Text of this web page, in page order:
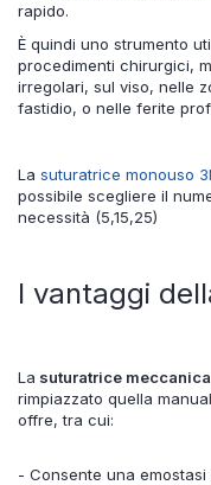
rapido.
È quindi uno strumento
procedimenti chirurgici,
irregolari, sul viso, nelle
fastidio, o nelle ferite
La suturatrice monouso
possibile scegliere il
necessità (5,15,25)
I vantaggi
La suturatrice meccanica
rimpiazzato quella
offre, tra cui:
- Consente una